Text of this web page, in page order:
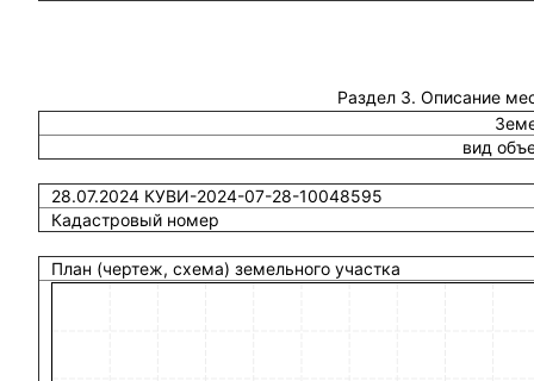
Раздел 3. Описание
вид
28.07.2024 КУВИ-2024-07-28-10048595
Кадастровый номер
План (чертеж, схема) земельного участка